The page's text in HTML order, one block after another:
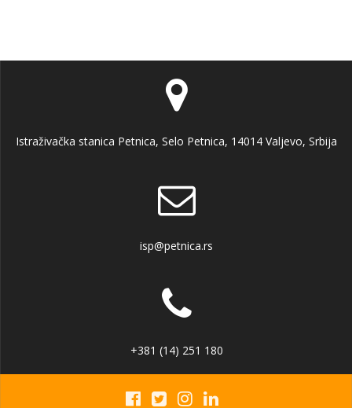
Istraživačka stanica Petnica, Selo Petnica, 14014 Valjevo, Srbija
isp@petnica.rs
+381 (14) 251 180